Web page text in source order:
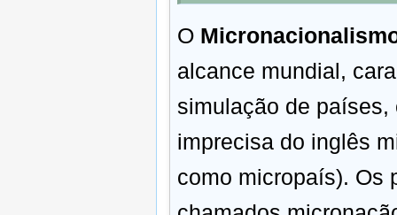
O
alcance mundial,
simulação de
imprecisa do inglês
como micropaís). Os